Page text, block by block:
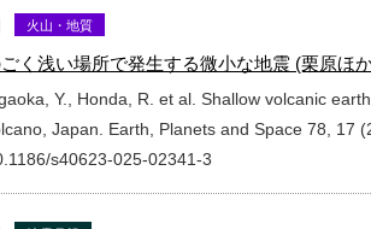
火山・地質
く浅い場所で発生する微小な地震 (栗原ほ
Y., Honda, R. et al. Shallow volcanic
Japan. Earth, Planets and Space 78, 17
s40623-025-02341-3